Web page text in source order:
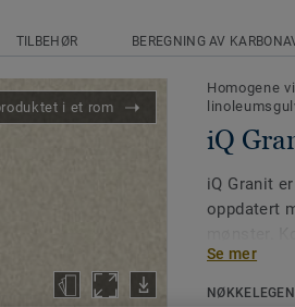
TILBEHØR BEREGNING AV
i et rom
Homogene
iQ
iQ Granit
oppdatert
og beige
Se mer